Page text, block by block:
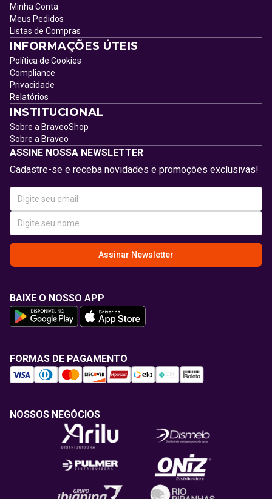
Minha Conta
Meus Pedidos
Listas de Compras
INFORMAÇÕES ÚTEIS
Política de Cookies
Compliance
Privacidade
Relatórios
INSTITUCIONAL
Sobre a BraveoShop
Sobre a Braveo
ASSINE NOSSA NEWSLETTER
Cadastre-se e receba novidades e promoções exclusivas!
Assinar Newsletter
BAIXE O NOSSO APP
FORMAS DE PAGAMENTO
NOSSOS NEGÓCIOS